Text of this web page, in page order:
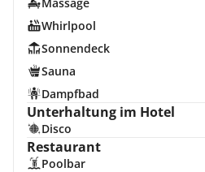
Whirlpool
Sonnendeck
Sauna
Dampfbad
Unterhaltung im Hotel
Disco
Restaurant
Poolbar